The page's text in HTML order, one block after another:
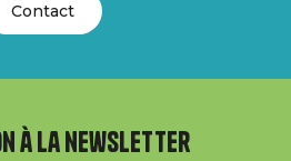
Contact
à la newsletter